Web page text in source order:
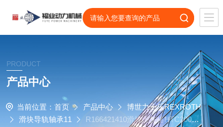
PRODUCT
产品中心
当前位置： 首页 产品中心
博世力士乐REXROTH
滑块导轨轴承11
R166421410滑块美艾格HTC200M